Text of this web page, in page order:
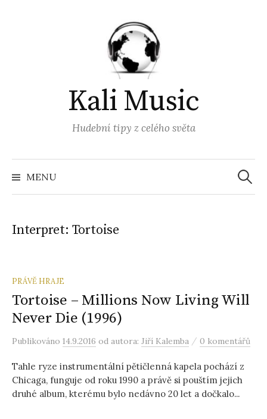
Kali Music
Hudební tipy z celého světa
MENU
Interpret: Tortoise
PRÁVĚ HRAJE
Tortoise – Millions Now Living Will
Never Die (1996)
Publikováno 14.9.2016 od autora: Jiří Kalemba / 0 komentářů
Tahle ryze instrumentální pětičlenná kapela pochází z
Chicaga, funguje od roku 1990 a právě si pouštím jejich
druhé album, kterému bylo nedávno 20 let a dočkalo...